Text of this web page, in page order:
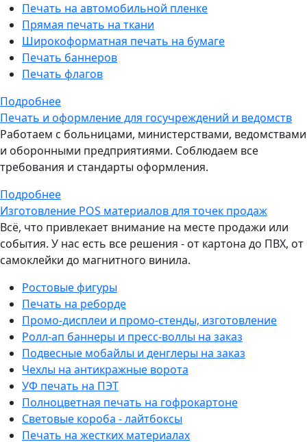
Печать на автомобильной пленке
Прямая печать на ткани
Широкоформатная печать на бумаге
Печать баннеров
Печать флагов
Подробнее
Печать и оформление для госучреждений и ведомств
Работаем с больницами, министерствами, ведомствами
и оборонными предприятиями. Соблюдаем все
требования и стандарты оформления.
Подробнее
Изготовление POS материалов для точек продаж
Всё, что привлекает внимание на месте продажи или
события. У нас есть все решения - от картона до ПВХ, от
самоклейки до магнитного винила.
Ростовые фигуры
Печать на реборде
Промо-дисплеи и промо-стенды, изготовление
Ролл-ап баннеры и пресс-воллы на заказ
Подвесные мобайлы и денглеры на заказ
Чехлы на антикражные ворота
УФ печать на ПЭТ
Полноцветная печать на гофрокартоне
Световые короба - лайтбоксы
Печать на жестких материалах